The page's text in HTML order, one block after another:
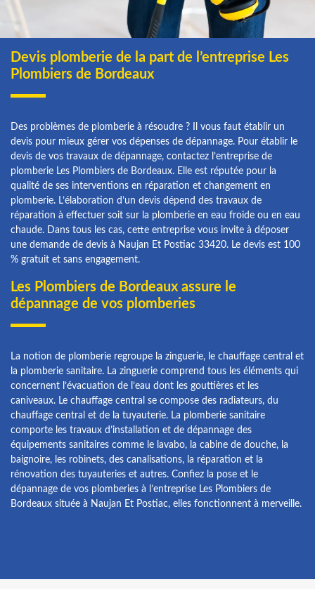
Devis plomberie de la part de l’entreprise Les
Plombiers de Bordeaux
Des problèmes de plomberie à résoudre ? Il vous faut établir un
devis pour mieux gérer vos dépenses de dépannage. Pour établir le
devis de vos travaux de dépannage, contactez l’entreprise de
plomberie Les Plombiers de Bordeaux. Elle est réputée pour la
qualité de ses interventions en réparation et changement en
plomberie. L’élaboration d’un devis dépend des travaux de
réparation à effectuer soit sur la plomberie en eau froide ou en eau
chaude. Dans tous les cas, cette entreprise vous invite à déposer
une demande de devis à Naujan Et Postiac 33420. Le devis est 100
% gratuit et sans engagement.
Les Plombiers de Bordeaux assure le
dépannage de vos plomberies
La notion de plomberie regroupe la zinguerie, le chauffage central et
la plomberie sanitaire. La zinguerie comprend tous les éléments qui
concernent l’évacuation de l’eau dont les gouttières et les
caniveaux. Le chauffage central se compose des radiateurs, du
chauffage central et de la tuyauterie. La plomberie sanitaire
comporte les travaux d’installation et de dépannage des
équipements sanitaires comme le lavabo, la cabine de douche, la
baignoire, les robinets, des canalisations, la réparation et la
rénovation des tuyauteries et autres. Confiez la pose et le
dépannage de vos plomberies à l’entreprise Les Plombiers de
Bordeaux située à Naujan Et Postiac, elles fonctionnent à merveille.